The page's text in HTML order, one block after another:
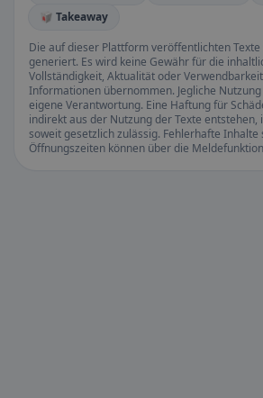
🥡 Takeaway
Die auf dieser Plattform veröffentlichten
generiert. Es wird keine Gewähr für die
Vollständigkeit, Aktualität oder
Informationen übernommen. Jegliche
eigene Verantwortung. Eine Haftung für
indirekt aus der Nutzung der Texte entstehen,
soweit gesetzlich zulässig. Fehlerhafte Inhalte
Öffnungszeiten können über die